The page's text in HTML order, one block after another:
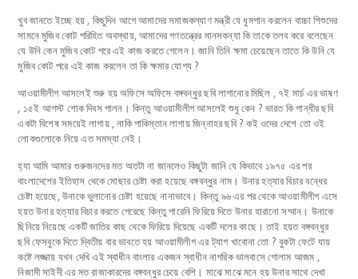
খুব জানতে ইচ্ছে হয় , কিছুদিন আগে আমাদের সমাজকল্যাণ মন্ত্রী যে ধুমপান করলেন বাচ্চা শিশুদের
সামনে মুজিব কোট পরিহিত অবস্থায়, আমাদের গণতন্ত্রের মানসকন্যা কি তাকে তলব করে বলেছেন
যে উনি কেন মুজিব কোট পরে এই কাজ করতে গেলেন। জানি তিনি ক্ষমা চেয়েছেন তাতে কি উনি যে
মুজিব কোট পরে এই কাজ করলেন তা কি ক্ষমার যোগ্য ?
আওয়ামীলীগ আসলেই শুরু হয় অফিসে অফিসে বঙ্গবন্ধুর ছবি লাগানোর মিছিল , ৭ই মার্চ এর ভাষণ
, ১৫ই আগস্ট শোক দিবস পালন। কিন্তু আওয়ামীলীগ আসলেই শুধু কেন ? ভারত কি গান্ধীর ছবি
একটা বিশেষ সময়েই লাগায় , নাকি পাকিস্তান লাগায় জিন্নাহর ছবি ? কই ওদের দেশে তো ওই
লোকগুলোকে নিয়ে এত সমস্যা নেই।
হ্যা আমি আমার গুরুজনদের মত অতটা না জানলেও কিছুটা জানি যে কিভাবে ১৯৭৫ এর পর
বাংলাদেশের ইতিহাস থেকে মোছার চেষ্টা করা হয়েছে বঙ্গবন্ধুর নাম। উনার হত্যার বিচার বন্ধের
চেষ্টা হয়েছে, উনাকে ভুলানোর চেষ্টা হয়েছে নানাভাবে। কিন্তু ৯৬ এর পর থেকে আওয়ামীলীগ এসে
হয়ত উনার হত্যার বিচার করতে পেরেছে কিন্তু পারেনি ফিরিয়ে দিতে উনার হারানো সম্মান। উনাকে
ছিনিয়ে নিয়েছে একটি জাতির কাছ থেকে ফিরিয়ে দিয়েছে একটি দলের কাছে। তাই হয়ত বঙ্গবন্ধুর
ছবি ফেসবুকে দিতে দ্বিতীয় বার ভাবতে হয় আওয়ামীলীগ এর ট্যাগ খাবোনা তো ? বুকটা ফেটে যায়
কষ্টে লজ্জায় যখন দেখি এই স্বাধীন বাংলার একজন স্বাধীন নাগরিক ভালবাসে গোলাম আজম ,
নিজামী সাইদী এর মত রাজাকারদের বঙ্গবন্ধুর চেয়ে বেশি। মাঝে মাঝে মনে হয় উনার সাথে দেখা